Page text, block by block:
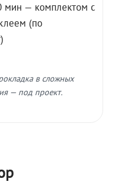
мин — комплектом с
(по
в сложных
— под проект.